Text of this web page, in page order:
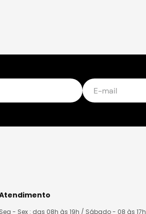
Seg - Sex : das 08h às 19h / Sábado - 08 às 17h